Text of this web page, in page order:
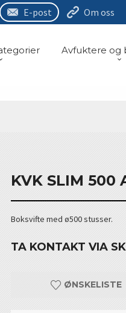
E-post Om oss
Avfuktere og
KVK SLIM 500
Boksvifte med ø500 stusser.
TA KONTAKT VIA
ØNSKELISTE